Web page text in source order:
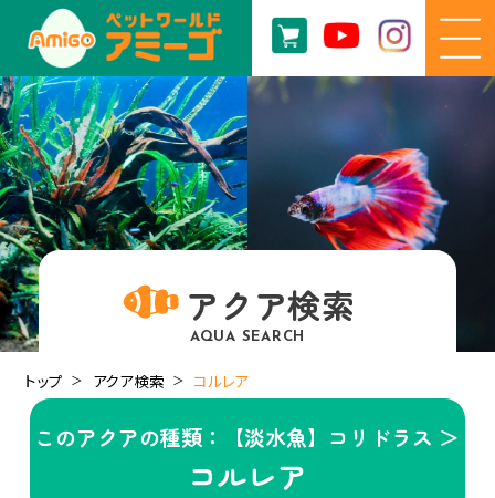
アクア検索
AQUA SEARCH
トップ アクア検索 コルレア
このアクアの種類：【淡水魚】コリドラス ＞
コルレア